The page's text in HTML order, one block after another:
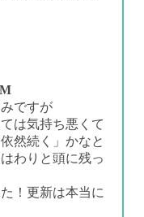
ですが
は気持ち悪くて
然続く」かなと
わりと頭に残っ
！更新は本当に